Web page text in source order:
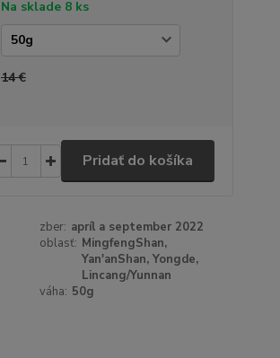
Na sklade 8 ks
14 €
Pridať do košíka
zber: apríl a september 2022
oblasť: MingfengShan,
Yan'anShan, Yongde,
Lincang/Yunnan
váha: 50g